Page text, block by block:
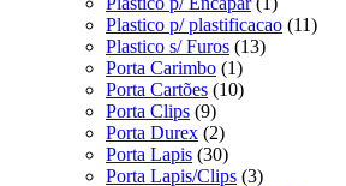
Plastico p/ plastificacao (11)
Plastico s/ Furos (13)
Porta Carimbo (1)
Porta Cartões (10)
Porta Clips (9)
Porta Durex (2)
Porta Lapis (30)
Porta Lapis/Clips (3)